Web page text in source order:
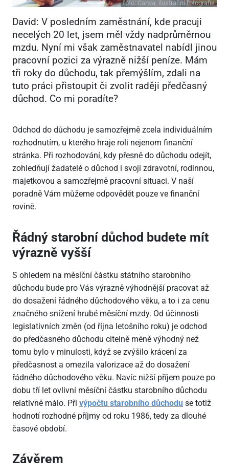
foto: Canva, ilustrační fotografie
David: V posledním zaměstnání, kde pracuji
necelých 20 let, jsem měl vždy nadprůměrnou
mzdu. Nyní mi však zaměstnavatel nabídl jinou
pracovní pozici za výrazně nižší peníze. Mám
tři roky do důchodu, tak přemýšlím, zdali na
tuto práci přistoupit či zvolit raději předčasný
důchod. Co mi poradíte?
Odchod do důchodu je samozřejmě zcela individuálním
rozhodnutím, u kterého hraje roli nejenom finanční
stránka. Při rozhodování, kdy přesně do důchodu odejít,
zohledňují žadatelé o důchod i svoji zdravotní, rodinnou,
majetkovou a samozřejmě pracovní situaci. V naší
poradně Vám můžeme odpovědět pouze ve finanční
rovině.
Řádný starobní důchod budete mít
výrazně vyšší
S ohledem na měsíční částku státního starobního
důchodu bude pro Vás výrazně výhodnější pracovat až
do dosažení řádného důchodového věku, a to i za cenu
značného snížení hrubé měsíční mzdy. Od účinnosti
legislativních změn (od října letošního roku) je odchod
do předčasného důchodu citelně méně výhodný než
tomu bylo v minulosti, když se zvýšilo krácení za
předčasnost a omezila valorizace až do dosažení
řádného důchodového věku. Navíc nižší příjem pouze po
dobu tří let ovlivní měsíční částku starobního důchodu
relativně málo. Při výpočtu starobního důchodu se totiž
hodnotí rozhodné příjmy od roku 1986, tedy za dlouhé
časové období.
Závěrem